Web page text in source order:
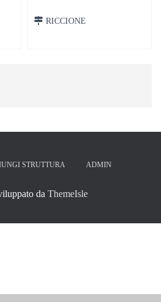
RICCIONE
STRUTTURA ADMIN
da ThemeIsle